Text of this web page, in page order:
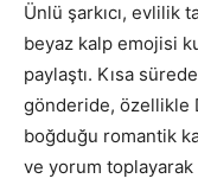
Ünlü şarkıcı, evlilik
beyaz kalp emojisi
paylaştı. Kısa
gönderide, özellikle
boğduğu romantik
ve yorum toplayarak